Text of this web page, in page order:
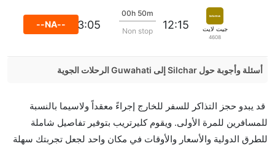
جيت لايت
4608
12:15
00h 50m
Non stop
13:05
--NA--
أسئلة وأجوبة حول Silchar إلى Guwahati الرحلات الجوية
من إلىجواهاتي مما تستغرقه الخطوط الجوية الأخرى؟
نعم. توفر كل من IndiGo أسرع رحلات الطيران على هذا
الطريق،
قد يبدو حجز التذاكر للسفر للخارج إجراءً معقداً ولاسيما بالنسبة
للمسافرين للمرة الأولى. ويقوم كليرتريب بتوفير تفاصيل شاملة
للطرق الدولية والأسعار والأوقات في مكان واحد لجعل تجربتك سهلة